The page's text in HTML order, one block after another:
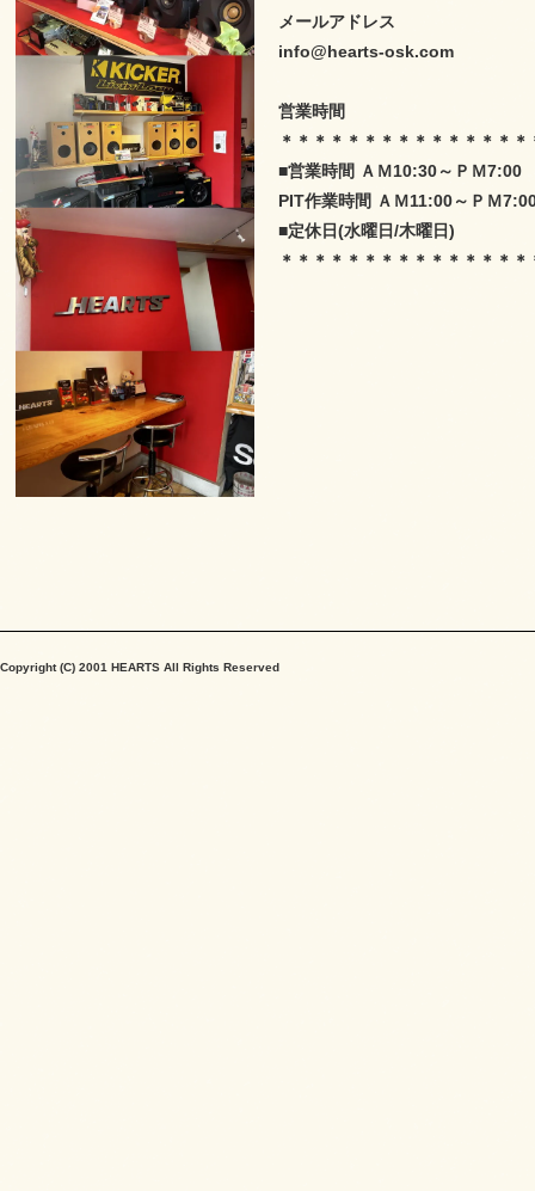
メールアドレス
info@hearts-osk.com
営業時間
＊＊＊＊＊＊＊＊＊＊＊＊＊＊＊
■営業時間 ＡＭ10:30～ＰＭ
PIT作業時間 ＡＭ11:00～ＰＭ
■定休日(水曜日/木曜日)
＊＊＊＊＊＊＊＊＊＊＊＊＊＊＊
Copyright (C) 2001 HEARTS All Rights Reserved